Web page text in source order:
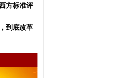
方标准评
到底改革